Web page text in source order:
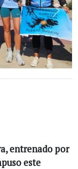
entrenado por
este